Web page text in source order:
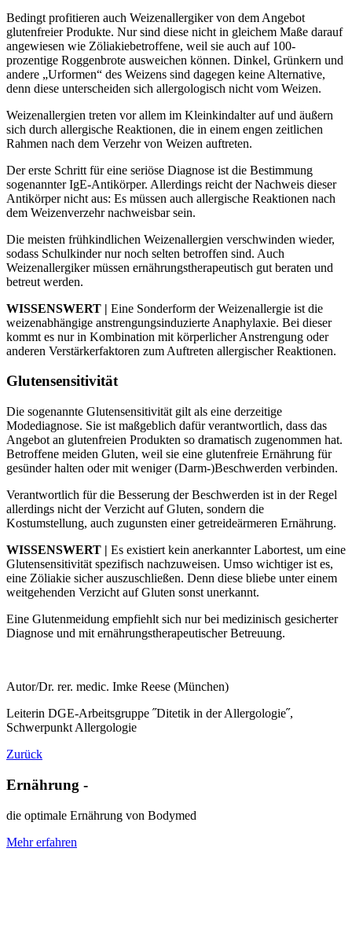
Bedingt profitieren auch Weizenallergiker von dem Angebot
glutenfreier Produkte. Nur sind diese nicht in gleichem Maße darauf
angewiesen wie Zöliakiebetroffene, weil sie auch auf 100-
prozentige Roggenbrote ausweichen können. Dinkel, Grünkern und
andere „Urformen“ des Weizens sind dagegen keine Alternative,
denn diese unterscheiden sich allergologisch nicht vom Weizen.
Weizenallergien treten vor allem im Kleinkindalter auf und äußern
sich durch allergische Reaktionen, die in einem engen zeitlichen
Rahmen nach dem Verzehr von Weizen auftreten.
Der erste Schritt für eine seriöse Diagnose ist die Bestimmung
sogenannter IgE-Antikörper. Allerdings reicht der Nachweis dieser
Antikörper nicht aus: Es müssen auch allergische Reaktionen nach
dem Weizenverzehr nachweisbar sein.
Die meisten frühkindlichen Weizenallergien verschwinden wieder,
sodass Schulkinder nur noch selten betroffen sind. Auch
Weizenallergiker müssen ernährungstherapeutisch gut beraten und
betreut werden.
WISSENSWERT | Eine Sonderform der Weizenallergie ist die
weizenabhängige anstrengungsinduzierte Anaphylaxie. Bei dieser
kommt es nur in Kombination mit körperlicher Anstrengung oder
anderen Verstärkerfaktoren zum Auftreten allergischer Reaktionen.
Glutensensitivität
Die sogenannte Glutensensitivität gilt als eine derzeitige
Modediagnose. Sie ist maßgeblich dafür verantwortlich, dass das
Angebot an glutenfreien Produkten so dramatisch zugenommen hat.
Betroffene meiden Gluten, weil sie eine glutenfreie Ernährung für
gesünder halten oder mit weniger (Darm-)Beschwerden verbinden.
Verantwortlich für die Besserung der Beschwerden ist in der Regel
allerdings nicht der Verzicht auf Gluten, sondern die
Kostumstellung, auch zugunsten einer getreideärmeren Ernährung.
WISSENSWERT | Es existiert kein anerkannter Labortest, um eine
Glutensensitivität spezifisch nachzuweisen. Umso wichtiger ist es,
eine Zöliakie sicher auszuschließen. Denn diese bliebe unter einem
weitgehenden Verzicht auf Gluten sonst unerkannt.
Eine Glutenmeidung empfiehlt sich nur bei medizinisch gesicherter
Diagnose und mit ernährungstherapeutischer Betreuung.
Autor/Dr. rer. medic. Imke Reese (München)
Leiterin DGE-Arbeitsgruppe ˝Ditetik in der Allergologie˝,
Schwerpunkt Allergologie
Zurück
Ernährung -
die optimale Ernährung von Bodymed
Mehr erfahren